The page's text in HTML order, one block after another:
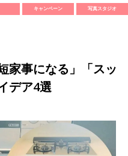
キャンペーン 写真スタジオ
家事になる」「スッ
デア4選